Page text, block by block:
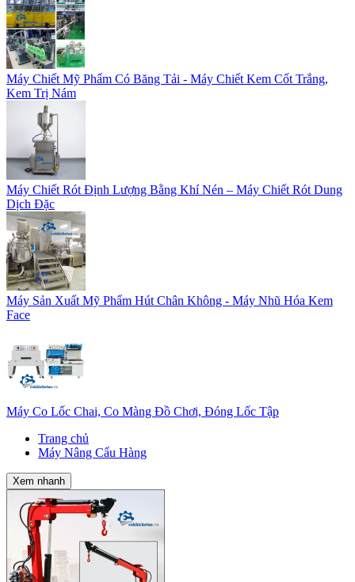
Máy Chiết Mỹ Phẩm Có Băng Tải - Máy Chiết Kem Cốt Trắng,
Kem Trị Nám
Máy Chiết Rót Định Lượng Bằng Khí Nén – Máy Chiết Rót Dung
Dịch Đặc
Máy Sản Xuất Mỹ Phẩm Hút Chân Không - Máy Nhũ Hóa Kem
Face
Máy Co Lốc Chai, Co Màng Đồ Chơi, Đóng Lốc Tập
Trang chủ
Máy Nâng Cẩu Hàng
Xem nhanh